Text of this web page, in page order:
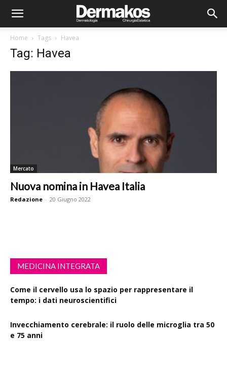
Home Tags Havea
Tag: Havea
Mercato
Nuova nomina in Havea Italia
Redazione - 20 Giugno 2022
MEDICINA INTEGRATA
Come il cervello usa lo spazio per rappresentare il
tempo: i dati neuroscientifici
Invecchiamento cerebrale: il ruolo delle microglia tra 50
e 75 anni